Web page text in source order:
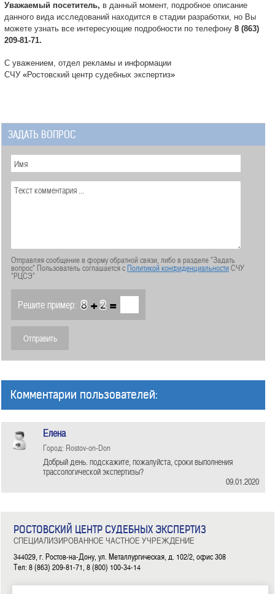
Уважаемый посетитель, в данный момент, подробное описание
данного вида исследований находится в стадии разработки, но Вы
можете узнать все интересующие подробности по телефону 8 (863)
209-81-71.
С уважением, отдел рекламы и информации
СЧУ «Ростовский центр судебных экспертиз»
ЗАДАТЬ ВОПРОС
Отправляя сообщение в форму обратной связи, либо в разделе "Задать
вопрос" Пользователь соглашается сПолитикой конфиденциальностиСЧУ
"РЦСЭ"
Решите пример: + =
Комментарии пользователей:
Елена
Город: Rostov-on-Don
Добрый день. подскажите, пожалуйста, сроки выполнения
трассологической экспертизы?
09.01.2020
РОСТОВСКИЙ ЦЕНТР СУДЕБНЫХ ЭКСПЕРТИЗ
СПЕЦИАЛИЗИРОВАННОЕ ЧАСТНОЕ УЧРЕЖДЕНИЕ
344029, г. Ростов-на-Дону, ул. Металлургическая, д. 102/2, офис 308
Тел: 8 (863) 209-81-71, 8 (800) 100-34-14
| | | | |